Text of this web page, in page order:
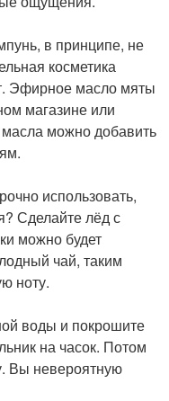
в принципе, не
косметика
Эфирное масло мяты
магазине или
масла можно добавить
использовать,
Сделайте лёд с
можно будет
чай, таким
ноту.
воды и покрошите
на часок. Потом
Вы невероятную